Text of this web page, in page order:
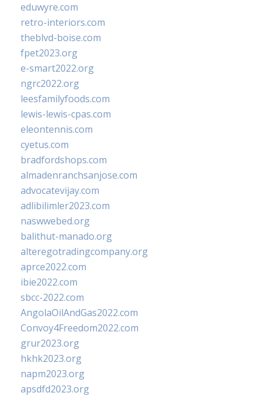
eduwyre.com
retro-interiors.com
theblvd-boise.com
fpet2023.org
e-smart2022.org
ngrc2022.org
leesfamilyfoods.com
lewis-lewis-cpas.com
eleontennis.com
cyetus.com
bradfordshops.com
almadenranchsanjose.com
advocatevijay.com
adlibilimler2023.com
naswwebed.org
balithut-manado.org
alteregotradingcompany.org
aprce2022.com
ibie2022.com
sbcc-2022.com
AngolaOilAndGas2022.com
Convoy4Freedom2022.com
grur2023.org
hkhk2023.org
napm2023.org
apsdfd2023.org